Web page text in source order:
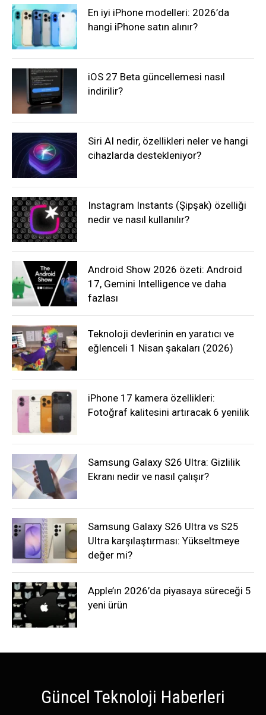
En iyi iPhone modelleri: 2026’da
hangi iPhone satın alınır?
iOS 27 Beta güncellemesi nasıl
indirilir?
Siri AI nedir, özellikleri neler ve hangi
cihazlarda destekleniyor?
Instagram Instants (Şipşak) özelliği
nedir ve nasıl kullanılır?
Android Show 2026 özeti: Android
17, Gemini Intelligence ve daha
fazlası
Teknoloji devlerinin en yaratıcı ve
eğlenceli 1 Nisan şakaları (2026)
iPhone 17 kamera özellikleri:
Fotoğraf kalitesini artıracak 6 yenilik
Samsung Galaxy S26 Ultra: Gizlilik
Ekranı nedir ve nasıl çalışır?
Samsung Galaxy S26 Ultra vs S25
Ultra karşılaştırması: Yükseltmeye
değer mi?
Apple’ın 2026’da piyasaya süreceği 5
yeni ürün
Güncel Teknoloji Haberleri